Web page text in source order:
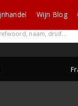
Wijn Blog